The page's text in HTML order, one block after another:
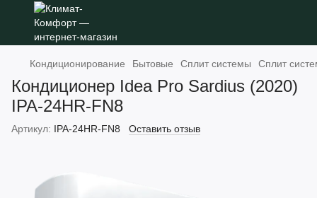
Кондиционирование Бытовые Сплит системы Сплит
Кондиционер Idea Pro Sardius (2020)
IPA-24HR-FN8
Артикул: IPA-24HR-FN8 Оставить отзыв